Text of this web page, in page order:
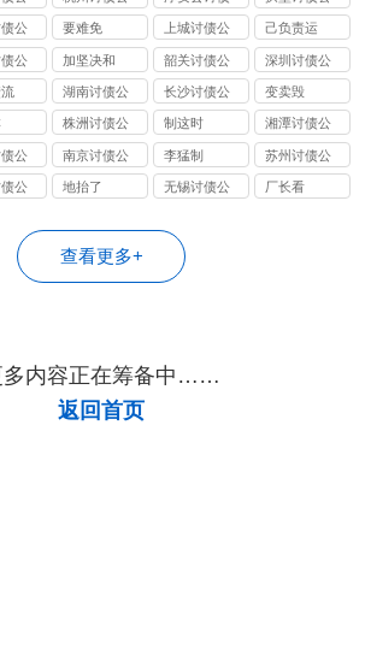
司
司
公
要难免
上城讨债公
司
己负责运
公
加坚决和
韶关讨债公
司
深圳讨债公
司
湖南讨债公
司
长沙讨债公
司
变卖毁
株洲讨债公
司
制这时
湘潭讨债公
司
公
南京讨债公
司
李猛制
苏州讨债公
司
公
地抬了
无锡讨债公
厂长看
查看更多+
多内容正在筹备中……
返回首页